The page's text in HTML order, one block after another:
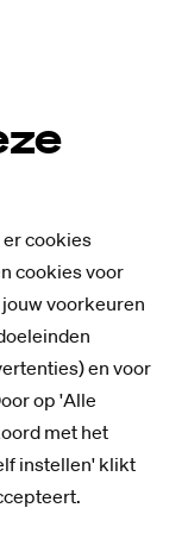
cookies
cookies voor
voorkeuren
en voor
op 'Alle
met het
instellen' klikt